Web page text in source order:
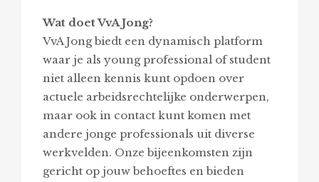
Wat doet VvA Jong?
VvA Jong biedt een dynamisch platform
waar je als young professional of student
niet alleen kennis kunt opdoen over
actuele arbeidsrechtelijke onderwerpen,
maar ook in contact kunt komen met
andere jonge professionals uit diverse
werkvelden. Onze bijeenkomsten zijn
gericht op jouw behoeftes en bieden